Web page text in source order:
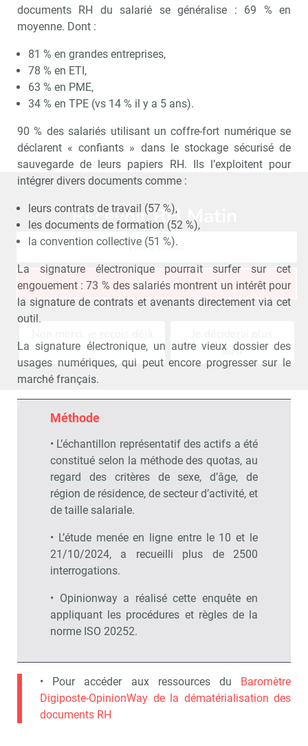
documents RH du salarié se généralise : 69 % en
moyenne. Dont :
81 % en grandes entreprises,
78 % en ETI,
63 % en PME,
34 % en TPE (vs 14 % il y a 5 ans).
90 % des salariés utilisant un coffre-fort numérique se
déclarent « confiants » dans le stockage sécurisé de
sauvegarde de leurs papiers RH. Ils l’exploitent pour
intégrer divers documents comme :
leurs contrats de travail (57 %),
les documents de formation (52 %),
la convention collective (51 %).
La signature électronique pourrait surfer sur cet
engouement : 73 % des salariés montrent un intérêt pour
la signature de contrats et avenants directement via cet
outil.
La signature électronique, un autre vieux dossier des
usages numériques, qui peut encore progresser sur le
marché français.
Méthode
• L’échantillon représentatif des actifs a été
constitué selon la méthode des quotas, au
regard des critères de sexe, d’âge, de
région de résidence, de secteur d’activité, et
de taille salariale.
• L’étude menée en ligne entre le 10 et le
21/10/2024, a recueilli plus de 2500
interrogations.
• Opinionway a réalisé cette enquête en
appliquant les procédures et règles de la
norme ISO 20252.
• Pour accéder aux ressources du
Baromètre
Digiposte-OpinionWay de la dématérialisation des
documents RH
Recevoir RH Matin
Valider
!
tard